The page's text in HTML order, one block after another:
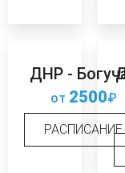
ДНР -
от 2500₽
РАСПИСАНИЕ